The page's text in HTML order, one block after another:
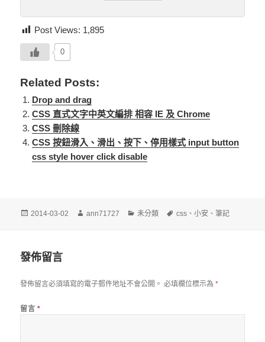
Post Views: 1,895
0
Related Posts:
Drop and drag
CSS 直式文字中英文編排 相容 IE 及 Chrome
CSS 刪除線
CSS 按鈕滑入、滑出、按下、停用樣式 input button
css style hover click disable
發
2014-03-02
作
ann71727
分
未分類
標
css 、小安 、筆記
發佈留言
發佈留言必須填寫的電子郵件地址不會公開。 必填欄位標示為*
留言 *